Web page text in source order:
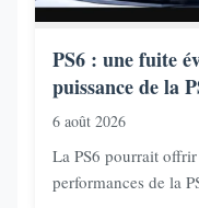
PS6 : une fuite
puissance de la
6 août 2026
La PS6 pourrait
performances de la